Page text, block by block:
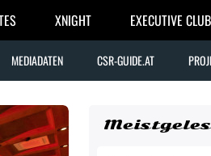
XNIGHT EXECUTIVE CLUB
MEDIADATEN CSR-GUIDE.AT